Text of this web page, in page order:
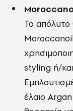
Το
styling ή/και
έλαιο